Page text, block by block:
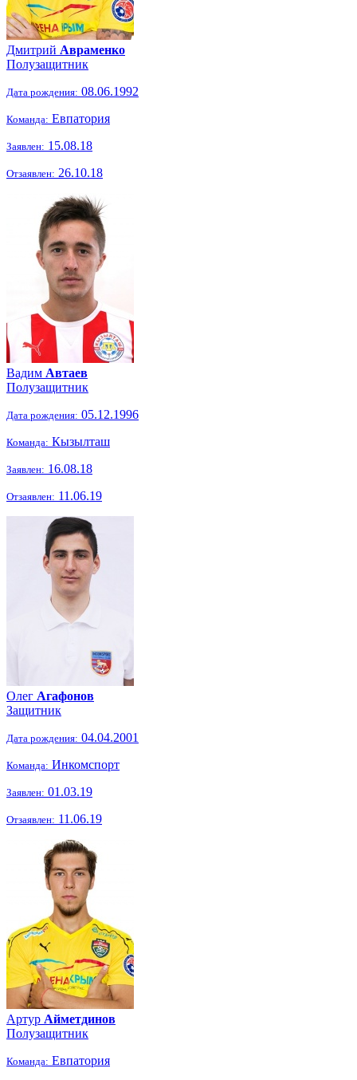
Дмитрий Авраменко
Полузащитник
Дата рождения: 08.06.1992
Команда: Евпатория
Заявлен: 15.08.18
Отзаявлен: 26.10.18
Вадим Автаев
Полузащитник
Дата рождения: 05.12.1996
Команда: Кызылташ
Заявлен: 16.08.18
Отзаявлен: 11.06.19
Олег Агафонов
Защитник
Дата рождения: 04.04.2001
Команда: Инкомспорт
Заявлен: 01.03.19
Отзаявлен: 11.06.19
Артур Айметдинов
Полузащитник
Команда: Евпатория